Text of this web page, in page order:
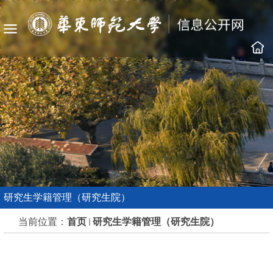
研究生学籍管理（研究生院）
当前位置： 首页 研究生学籍管理（研究生院）